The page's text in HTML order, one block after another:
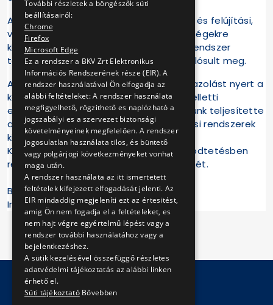
A vasúti járművek karbantartási, javítási és felújítási,
valamint időszakos vizsgálati tevékenységekre
kiterjedő környezetközpontú irányítási rendszer
tanúsítása 2020. június 22-26. között valósult meg.
A tanúsítvány megszerzésével visszaigazolást nyert a
környezeti teljesítményünk növelése melletti
elkötelezettségünk, valamint Társaságunk teljesítette
a 24/2016. (VII. 18.) NFM rendelet irányítási rendszerek
kiépítésére vonatkozó előírásait.
Köszönjük a rendszerépítésben és működtetésben
résztvevő munkatársak együttműködését.
BKV Zrt.
Irányítási Rendszer Menedzsment Iroda
További részletek a böngészők süti
beállításairól:
Chrome
Firefox
Microsoft Edge
Ez a rendszer a BKV Zrt Elektronikus
Információs Rendszerének része (EIR). A
rendszer használatával Ön elfogadja az
alábbi feltételeket: A rendszer használata
megfigyelhető, rögzithető es naplózható a
jogszabályi es a szervezet biztonsági
követelményeinek megfelelően. A rendszer
jogosulatlan használata tilos, és büntető
vagy polgárjogi következményeket vonhat
maga után.
A rendszer használata az itt ismertetett
feltételek kifejezett elfogadását jelenti. Az
EIR mindaddig megjeleníti ezt az értesitést,
amig Ön nem fogadja el a feltételeket, es
nem hajt végre egyértelmű lépést vagy a
rendszer további használatához vagy a
bejelentkezéshez.
A sütik kezelésével összefüggő részletes
adatvédelmi tájékoztatás az alábbi linken
érhető el.
Süti tájékoztató Bővebben